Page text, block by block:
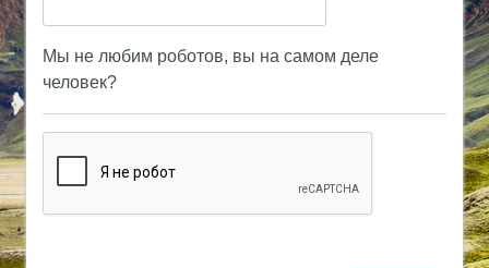
Мы не любим роботов, вы на самом деле
человек?